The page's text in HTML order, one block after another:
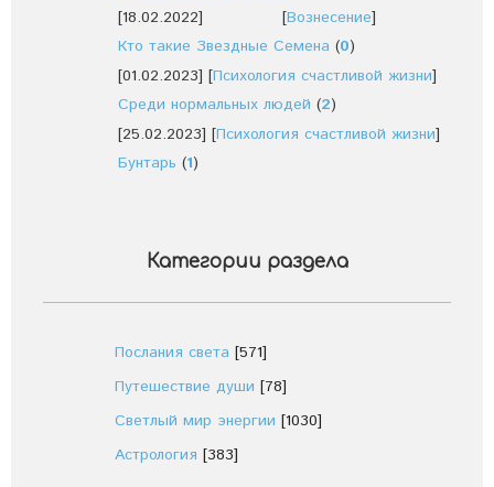
[18.02.2022]
[Вознесение]
Кто такие Звездные Семена (0)
[01.02.2023] [Психология счастливой жизни]
Среди нормальных людей (2)
[25.02.2023] [Психология счастливой жизни]
Бунтарь (1)
Категории раздела
Послания света [571]
Путешествие души [78]
Светлый мир энергии [1030]
Астрология [383]